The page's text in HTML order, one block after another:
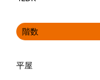
階数
平屋